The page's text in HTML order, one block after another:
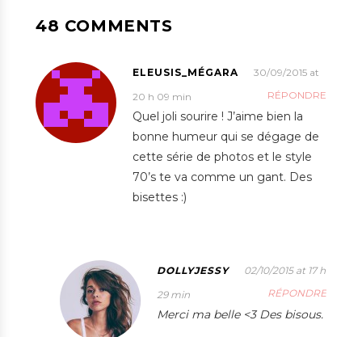
48 COMMENTS
ELEUSIS_MÉGARA
30/09/2015 at
20 h 09 min
RÉPONDRE
Quel joli sourire ! J’aime bien la
bonne humeur qui se dégage de
cette série de photos et le style
70’s te va comme un gant. Des
bisettes :)
DOLLYJESSY
02/10/2015 at 17 h
29 min
RÉPONDRE
Merci ma belle <3 Des bisous.